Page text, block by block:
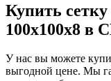
Купить
100х100х8 в
У нас вы можете
выгодной цене. Мы